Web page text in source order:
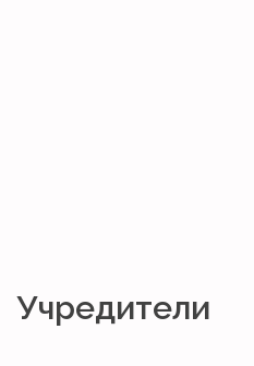
Учредители